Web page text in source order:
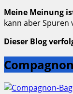
Meine Meinung
kann aber Spuren
Dieser Blog